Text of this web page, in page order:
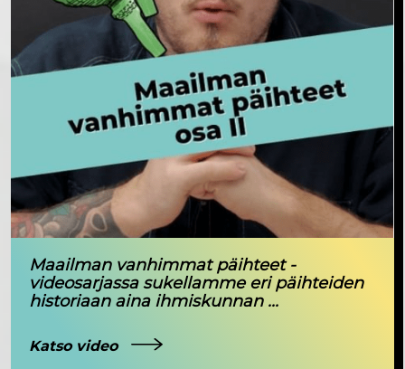
Maailman vanhimmat päihteet -
videosarjassa sukellamme eri päihteiden
historiaan aina ihmiskunnan ...
Katso video